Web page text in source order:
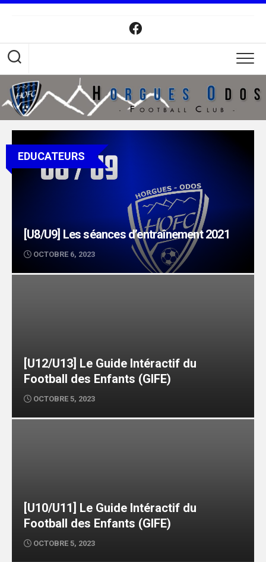
Skip
[U8/U9] Les séances d’entraînement 2021
OCTOBRE 6, 2023
[U12/U13] Le Guide Intéractif du
Football des Enfants (GIFE)
OCTOBRE 5, 2023
[U10/U11] Le Guide Intéractif du
Football des Enfants (GIFE)
OCTOBRE 5, 2023
EDUCATEURS